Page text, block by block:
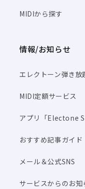
MIDIから探す
情報/お知らせ
エレクトーン弾き放
MIDI定額サービス
アプリ「Electone
おすすめ記事ガイド
メール＆公式SNS
サービスからのお知